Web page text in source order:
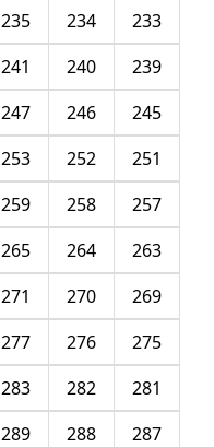
233
234
235
239
240
241
245
246
247
251
252
253
257
258
259
263
264
265
269
270
271
275
276
277
281
282
283
287
288
289